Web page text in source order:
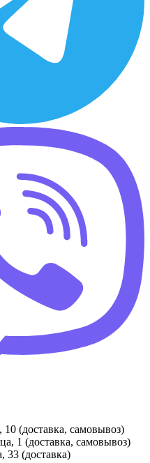
(доставка, самовывоз)
1 (доставка, самовывоз)
33 (доставка)